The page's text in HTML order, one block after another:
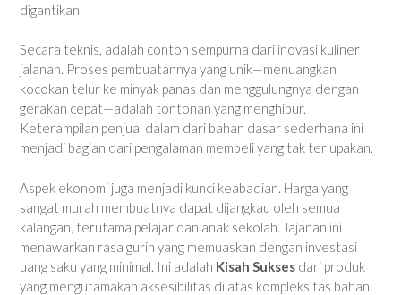
digantikan.
Secara teknis, adalah contoh sempurna dari inovasi kuliner
jalanan. Proses pembuatannya yang unik—menuangkan
kocokan telur ke minyak panas dan menggulungnya dengan
gerakan cepat—adalah tontonan yang menghibur.
Keterampilan penjual dalam dari bahan dasar sederhana ini
menjadi bagian dari pengalaman membeli yang tak terlupakan.
Aspek ekonomi juga menjadi kunci keabadian. Harga yang
sangat murah membuatnya dapat dijangkau oleh semua
kalangan, terutama pelajar dan anak sekolah. Jajanan ini
menawarkan rasa gurih yang memuaskan dengan investasi
uang saku yang minimal. Ini adalah Kisah Sukses dari produk
yang mengutamakan aksesibilitas di atas kompleksitas bahan.